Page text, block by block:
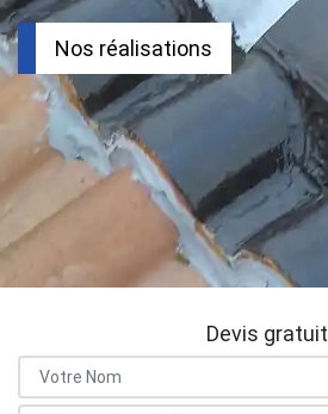
Nos réalisations
Devis gratuit